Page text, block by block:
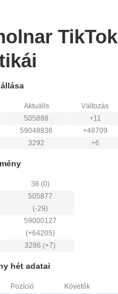
TikTok
Aktuális Változás
505888 +11
59048836 +48709
3292 +6
38 (0)
505877
(-29)
59000127
(+64205)
3286 (+7)
hét adatai
Pozíció Követők